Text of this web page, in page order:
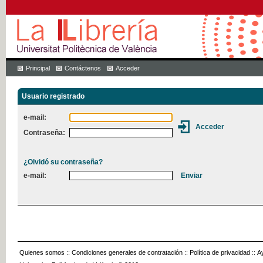
Principal Contáctenos Acceder
Usuario registrado
e-mail:
Contraseña:
¿Olvidó su contraseña?
e-mail:
Quienes somos :: Condiciones generales de contratación :: Política de privacidad ::